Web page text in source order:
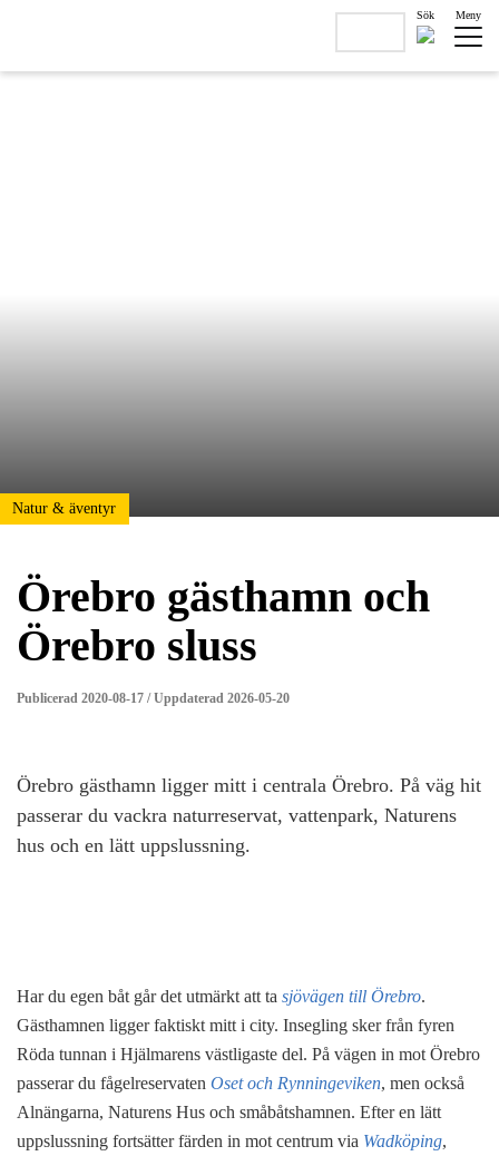
Sök Meny
Natur & äventyr
Örebro gästhamn och
Örebro sluss
Publicerad 2020-08-17 / Uppdaterad 2026-05-20
Örebro gästhamn ligger mitt i centrala Örebro. På väg hit
passerar du vackra naturreservat, vattenpark, Naturens
hus och en lätt uppslussning.
Har du egen båt går det utmärkt att ta sjövägen till Örebro.
Gästhamnen ligger faktiskt mitt i city. Insegling sker från fyren
Röda tunnan i Hjälmarens västligaste del. På vägen in mot Örebro
passerar du fågelreservaten Oset och Rynningeviken, men också
Alnängarna, Naturens Hus och småbåtshamnen. Efter en lätt
uppslussning fortsätter färden in mot centrum via Wadköping,